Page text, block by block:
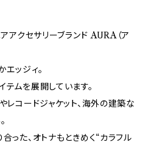
アクセサリーブランド AURA（ア
エッジィ。
ムを展開しています。
レコードジャケット、海外の建築な
った、オトナもときめく“カラフル